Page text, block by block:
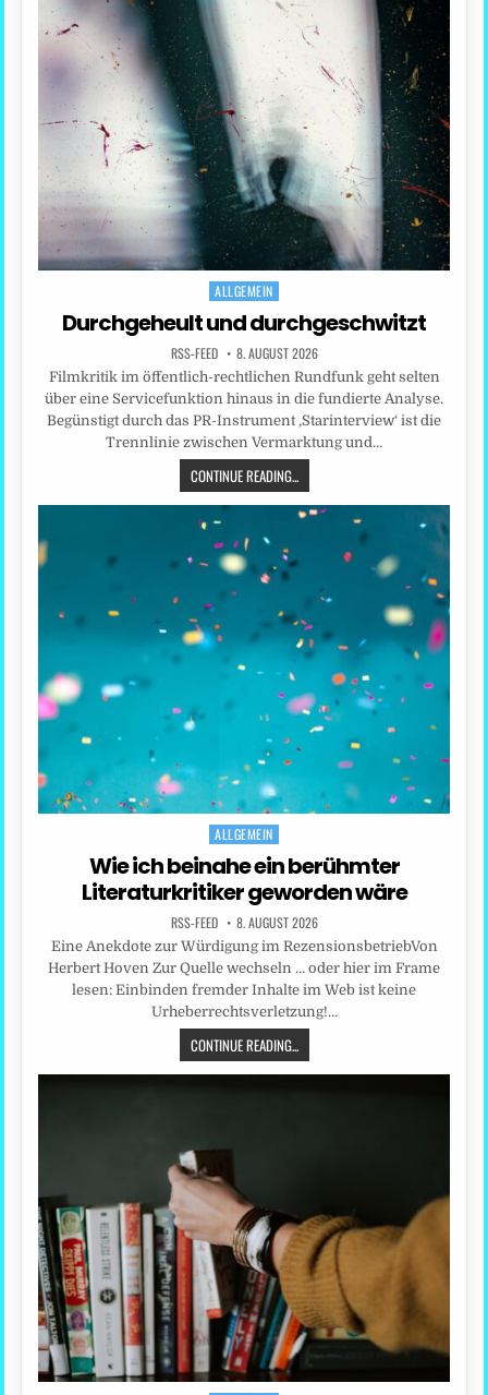
Posted
ALLGEMEIN
Durchgeheult und durchgeschwitzt
RSS-FEED 8. AUGUST 2026
Filmkritik im öffentlich-rechtlichen Rundfunk geht selten
über eine Servicefunktion hinaus in die fundierte Analyse.
Begünstigt durch das PR-Instrument ‚Starinterview‘ ist die
Trennlinie zwischen Vermarktung und…
CONTINUE READING...
Posted
ALLGEMEIN
Wie ich beinahe ein berühmter
Literaturkritiker geworden wäre
RSS-FEED 8. AUGUST 2026
Eine Anekdote zur Würdigung im RezensionsbetriebVon
Herbert Hoven Zur Quelle wechseln … oder hier im Frame
lesen: Einbinden fremder Inhalte im Web ist keine
Urheberrechtsverletzung!…
CONTINUE READING...